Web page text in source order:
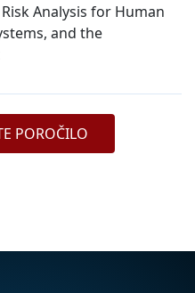
Analysis for Human
and the
POROČILO